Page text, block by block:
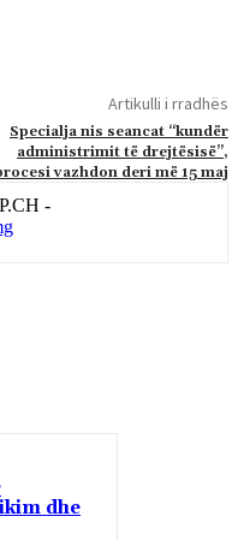
Artikulli i rradhës
Specialja nis seancat “kundër
administrimit të drejtësisë”,
vazhdon deri më 15 maj
-
dhe